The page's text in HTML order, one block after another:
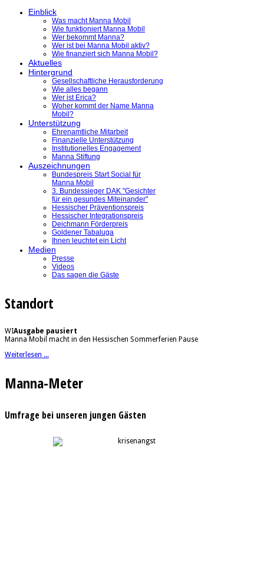
Einblick
Was macht Manna Mobil
Wie funktioniert Manna Mobil
Wer bekommt Manna?
Wer ist bei Manna Mobil aktiv?
Wie finanziert sich Manna Mobil?
Aktuelles
Hintergrund
Gesellschaftliche Herausforderung
Wie alles begann
Wer ist Erica?
Woher kommt der Name Manna
Mobil?
Unterstützung
Ehrenamtliche Mitarbeit
Finanzielle Unterstützung
Institutionelles Engagement
Manna Stiftung
Auszeichnungen
Bundespreis Start Social für
Manna Mobil
3. Bundessieger DAK "Gesichter
für ein gesundes Miteinander"
Hessischer Präventionspreis
Hessischer Integrationspreis
Deichmann Förderpreis
Goldener Tabaluga
Ihnen leuchtet ein Licht
Medien
Presse
Videos
Das sagen die Gäste
Standort
WIAusgabe pausiert
Manna Mobil macht in den Hessischen Sommerferien Pause
Weiterlesen ...
Manna-Meter
Umfrage bei unseren jungen Gästen